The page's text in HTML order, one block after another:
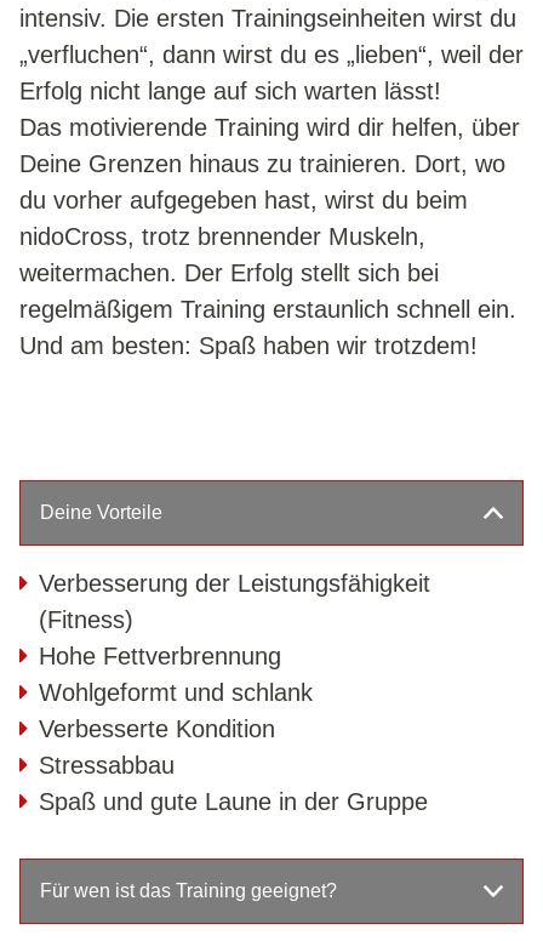
ERNÄHRUNGSSEMINAR
SCHLANK & FIT IN 12 WOCHEN
SELBSTBESTIMMT IM ALTER
KURSPLAN
NIDO-CROSS
REHA-SPORT
RÜCKEN-FIT
KICK & PUNCH
KRAV MAGA
KMS KRAV MAGA
SEMINARE
FRAUEN WORKSHOP
KMS FOR TEENS
TACTICS & PROTECTION
WORKSHOP - MESSERABWEHR
BOXCAMP - WORKSHOP
KMS AUSBILDUNG
intensiv. Die ersten Trainingseinheiten wirst du
„verfluchen“, dann wirst du es „lieben“, weil der
Erfolg nicht lange auf sich warten lässt!
Das motivierende Training wird dir helfen, über
Deine Grenzen hinaus zu trainieren. Dort, wo
du vorher aufgegeben hast, wirst du beim
nidoCross, trotz brennender Muskeln,
weitermachen. Der Erfolg stellt sich bei
regelmäßigem Training erstaunlich schnell ein.
Und am besten: Spaß haben wir trotzdem!
Deine Vorteile
Verbesserung der Leistungsfähigkeit
(Fitness)
Hohe Fettverbrennung
Wohlgeformt und schlank
Verbesserte Kondition
Stressabbau
Spaß und gute Laune in der Gruppe
Für wen ist das Training geeignet?